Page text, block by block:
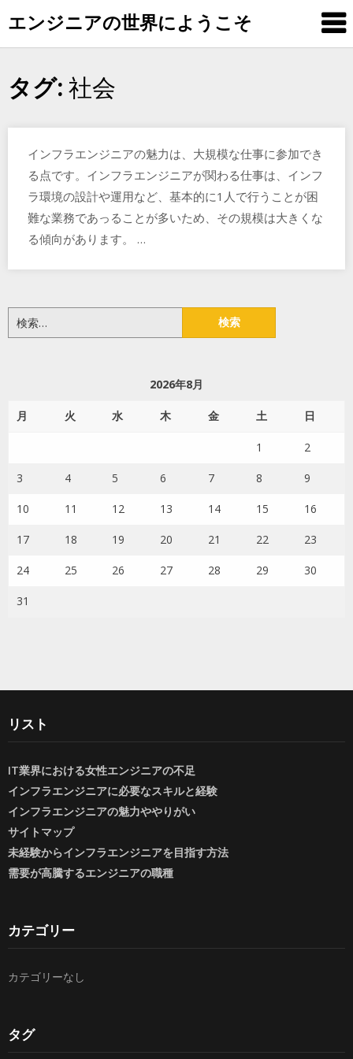
to
content
エンジニアの世界にようこそ
タグ: 社会
インフラエンジニアの魅力は、大規模な仕事に参加でき
る点です。インフラエンジニアが関わる仕事は、インフ
ラ環境の設計や運用など、基本的に1人で行うことが困
難な業務であっることが多いため、その規模は大きくな
る傾向があります。 …
索:
2026年8月
月 火 水 木 金 土 日
1 2
3 4 5 6 7 8 9
10 11 12 13 14 15 16
17 18 19 20 21 22 23
24 25 26 27 28 29 30
31
リスト
IT業界における女性エンジニアの不足
インフラエンジニアに必要なスキルと経験
インフラエンジニアの魅力ややりがい
サイトマップ
未経験からインフラエンジニアを目指す方法
需要が高騰するエンジニアの職種
カテゴリー
カテゴリーなし
タグ